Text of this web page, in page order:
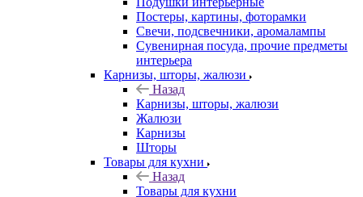
Постеры, картины, фоторамки
Свечи, подсвечники, аромалампы
Сувенирная посуда, прочие предметы
интерьера
Карнизы, шторы, жалюзи
Назад
Карнизы, шторы, жалюзи
Жалюзи
Карнизы
Шторы
Товары для кухни
Назад
Товары для кухни